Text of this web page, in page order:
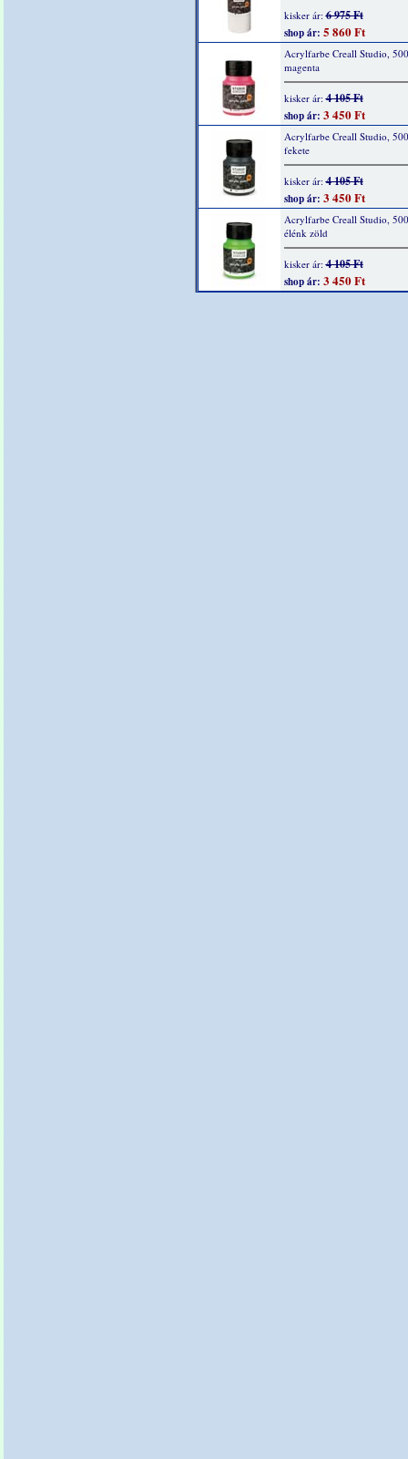
kisker ár:6 975 Ft
shop ár: 5 860 Ft
Acrylfarbe Creall Studio,
magenta
kisker ár:4 105 Ft
shop ár: 3 450 Ft
Acrylfarbe Creall Studio,
fekete
kisker ár:4 105 Ft
shop ár: 3 450 Ft
Acrylfarbe Creall Studio,
élénk zöld
kisker ár:4 105 Ft
shop ár: 3 450 Ft